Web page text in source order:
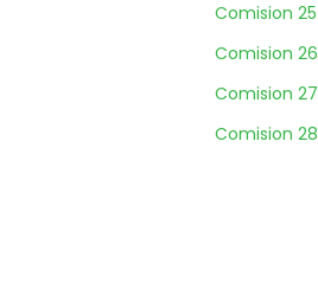
Comision 25
Comision 26
Comision 27
Comision 28